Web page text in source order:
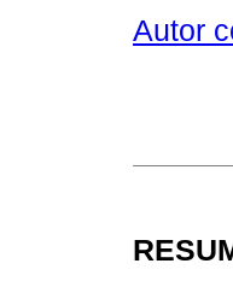
Autor